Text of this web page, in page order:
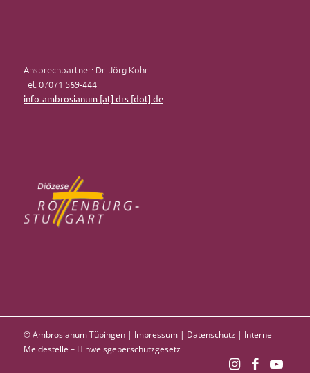
Ansprechpartner: Dr. Jörg Kohr
Tel. 07071 569-444
info-ambrosianum [at] drs [dot] de
© Ambrosianum Tübingen | Impressum| Datenschutz| Interne
Meldestelle – Hinweisgeberschutzgesetz